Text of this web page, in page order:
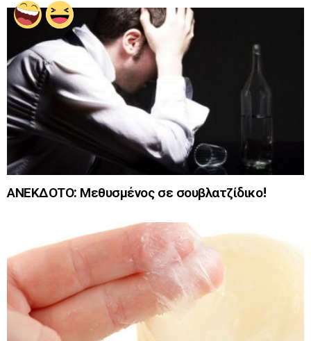
ΑΝΕΚΔΟΤΟ: Μεθυσμένος σε σουβλατζίδικο!